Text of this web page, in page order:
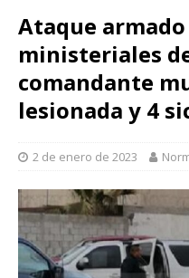
Ataque
ministeriales
comandante
lesionada y 4
2 de enero de 2023